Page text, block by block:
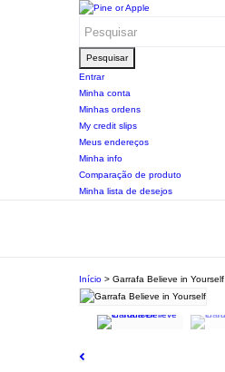
Pesquisar
Entrar
Minha conta
Minhas ordens
My credit slips
Meus endereços
Minha info
Comparação de produto
Minha lista de desejos
Início > Garrafa Believe in Yourself